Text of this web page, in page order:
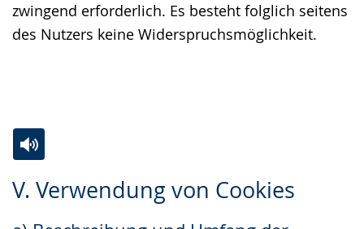
zwingend erforderlich. Es besteht folglich seitens
des Nutzers keine Widerspruchsmöglichkeit.
V. Verwendung von Cookies
Leichten
Audio-
Video